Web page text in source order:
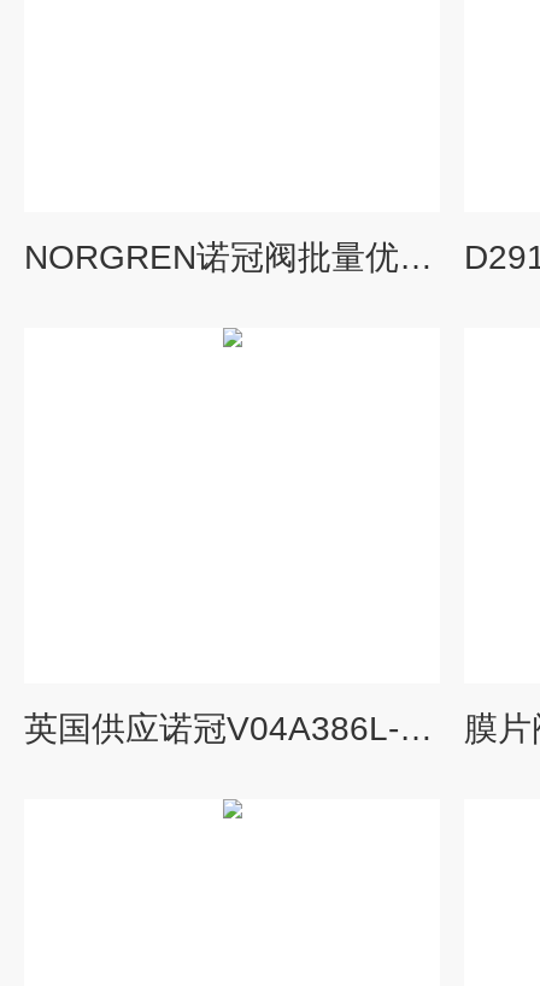
NORGREN诺冠阀批量优势销售
英国供应诺冠V04A386L-B629A提升阀NORGREN